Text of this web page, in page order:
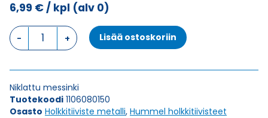
6,99 €/ kpl (alv 0)
HSK-
MINI-
M8X1,25
määrä
Lisää ostoskoriin
Niklattu messinki
Tuotekoodi 1106080150
Osasto Holkkitiiviste metalli, Hummel holkkitiivisteet